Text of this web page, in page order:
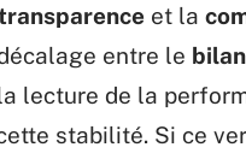
et la
entre le
lecture de la
stabilité. Si ce